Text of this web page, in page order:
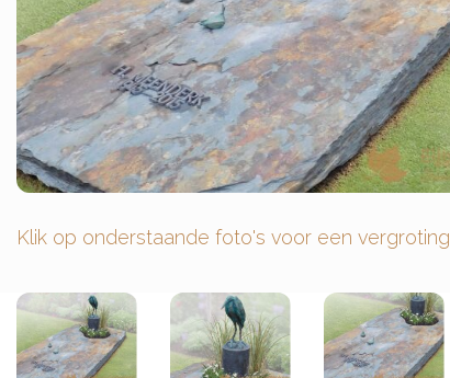
Klik op onderstaande foto's voor een vergroting